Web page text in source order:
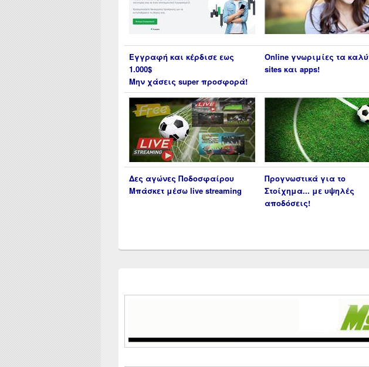
Εγγραφή και κέρδισε εως
1.000$
Μην χάσεις super προσφορά!
Online γνωριμίες τα
sites και apps!
Δες αγώνες Ποδοσφαίρου
Μπάσκετ μέσω live streaming
Προγνωστικά για το
Στοίχημα... με υψηλές
αποδόσεις!